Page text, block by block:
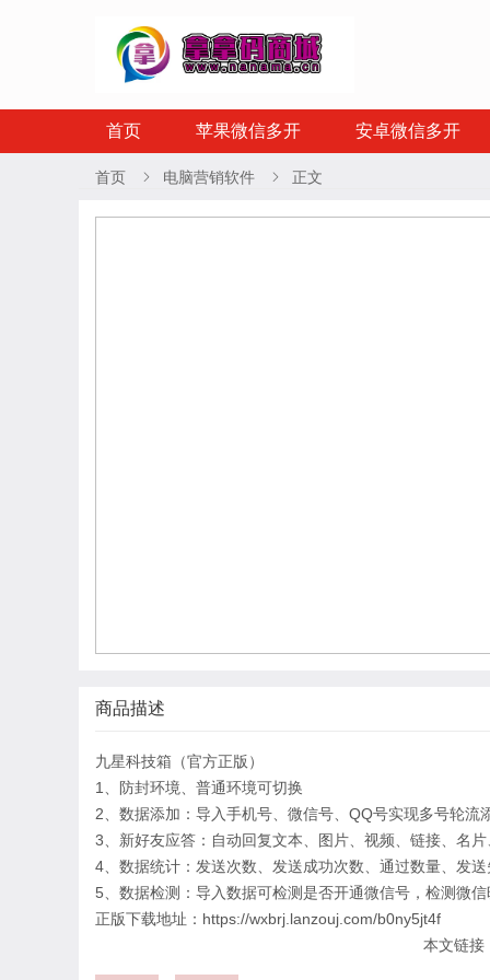
首页 苹果微信多开 安卓微信多开
首页  电脑营销软件  正文
商品描述
九星科技箱（官方正版）
1、防封环境、普通环境可切换
2、数据添加：导入手机号、微信号、QQ号实现多号轮
3、新好友应答：自动回复文本、图片、视频、链接、名
4、数据统计：发送次数、发送成功次数、通过数量、发
5、数据检测：导入数据可检测是否开通微信号，检测微
正版下载地址：https://wxbrj.lanzouj.com/b0ny5jt4f
本文链接